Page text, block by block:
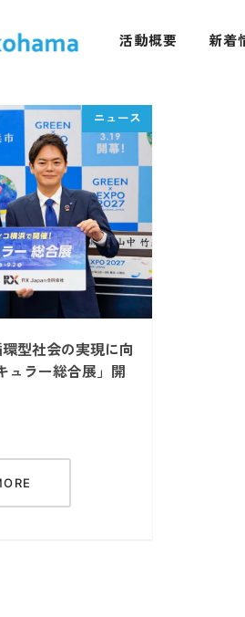
活動概要 新着
型社会の実現に向
ュラー総合展」開